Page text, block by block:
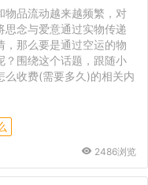
物品流动越来越频繁，对
思念与爱意通过实物传递
，那么要是通过空运的物
？围绕这个话题，跟随小
么收费(需要多久)的相关内
2486浏览